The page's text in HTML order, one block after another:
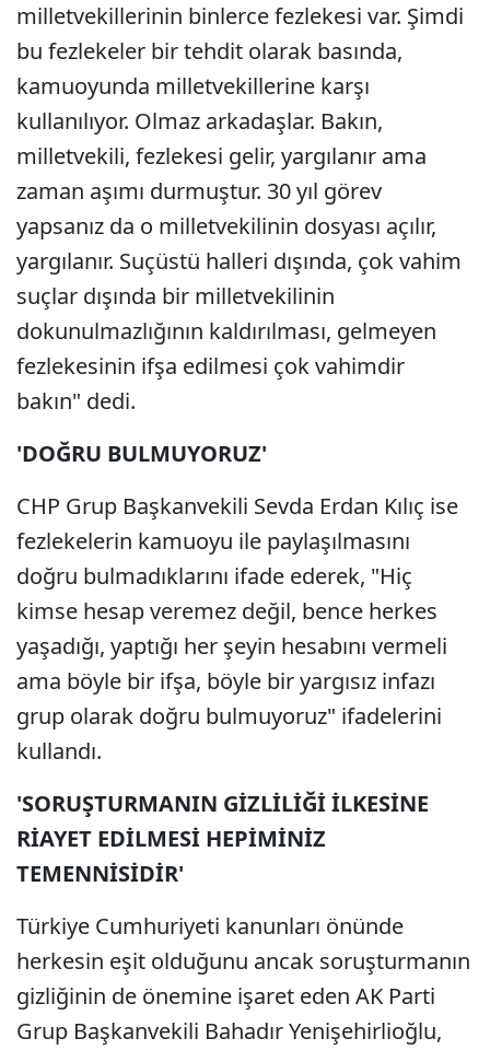
milletvekillerinin binlerce fezlekesi var. Şimdi
bu fezlekeler bir tehdit olarak basında,
kamuoyunda milletvekillerine karşı
kullanılıyor. Olmaz arkadaşlar. Bakın,
milletvekili, fezlekesi gelir, yargılanır ama
zaman aşımı durmuştur. 30 yıl görev
yapsanız da o milletvekilinin dosyası açılır,
yargılanır. Suçüstü halleri dışında, çok vahim
suçlar dışında bir milletvekilinin
dokunulmazlığının kaldırılması, gelmeyen
fezlekesinin ifşa edilmesi çok vahimdir
bakın" dedi.
'DOĞRU BULMUYORUZ'
CHP Grup Başkanvekili Sevda Erdan Kılıç ise
fezlekelerin kamuoyu ile paylaşılmasını
doğru bulmadıklarını ifade ederek, "Hiç
kimse hesap veremez değil, bence herkes
yaşadığı, yaptığı her şeyin hesabını vermeli
ama böyle bir ifşa, böyle bir yargısız infazı
grup olarak doğru bulmuyoruz" ifadelerini
kullandı.
'SORUŞTURMANIN GİZLİLİĞİ İLKESİNE
RİAYET EDİLMESİ HEPİMİNİZ
TEMENNİSİDİR'
Türkiye Cumhuriyeti kanunları önünde
herkesin eşit olduğunu ancak soruşturmanın
gizliğinin de önemine işaret eden AK Parti
Grup Başkanvekili Bahadır Yenişehirlioğlu,